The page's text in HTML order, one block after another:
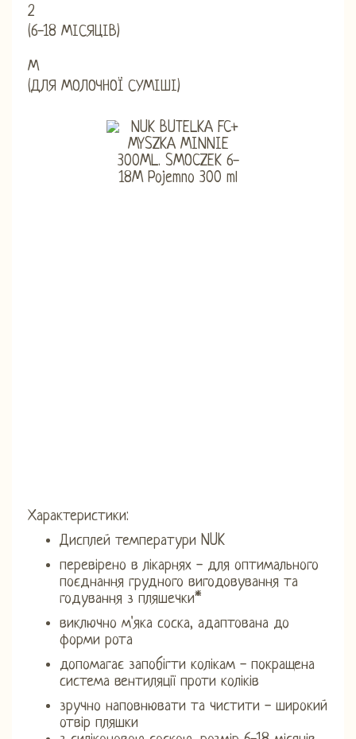
2
(6-18 МІСЯЦІВ)
М
(ДЛЯ МОЛОЧНОЇ СУМІШІ)
Характеристики:
Дисплей температури NUK
перевірено в лікарнях - для оптимального
поєднання грудного вигодовування та
годування з пляшечки*
виключно м'яка соска, адаптована до
форми рота
допомагає запобігти колікам - покращена
система вентиляції проти коліків
зручно наповнювати та чистити - широкий
отвір пляшки